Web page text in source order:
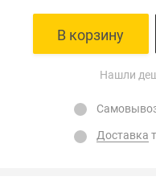
В корзину
Нашли
Доставка